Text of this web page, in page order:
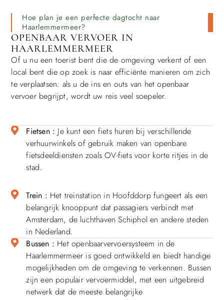
Hoe plan je een perfecte dagtocht naar
Haarlemmermeer?
OPENBAAR VERVOER IN
HAARLEMMERMEER
Of u nu een toerist bent die de omgeving verkent of een
local bent die op zoek is naar efficiënte manieren om zich
te verplaatsen: als u de ins en outs van het openbaar
vervoer begrijpt, wordt uw reis veel soepeler.
Fietsen : Je kunt een fiets huren bij verschillende
verhuurwinkels of gebruik maken van openbare
fietsdeeldiensten zoals OV-fiets voor korte ritjes in de
stad.
Trein : Het treinstation in Hoofddorp fungeert als een
belangrijk knooppunt dat passagiers verbindt met
Amsterdam, de luchthaven Schiphol en andere steden
in Nederland.
Bussen : Het openbaarvervoersysteem in de
Haarlemmermeer is goed ontwikkeld en biedt handige
mogelijkheden om de omgeving te verkennen. Bussen
zijn een populair vervoermiddel, met een uitgebreid
netwerk dat de meeste belangrijke